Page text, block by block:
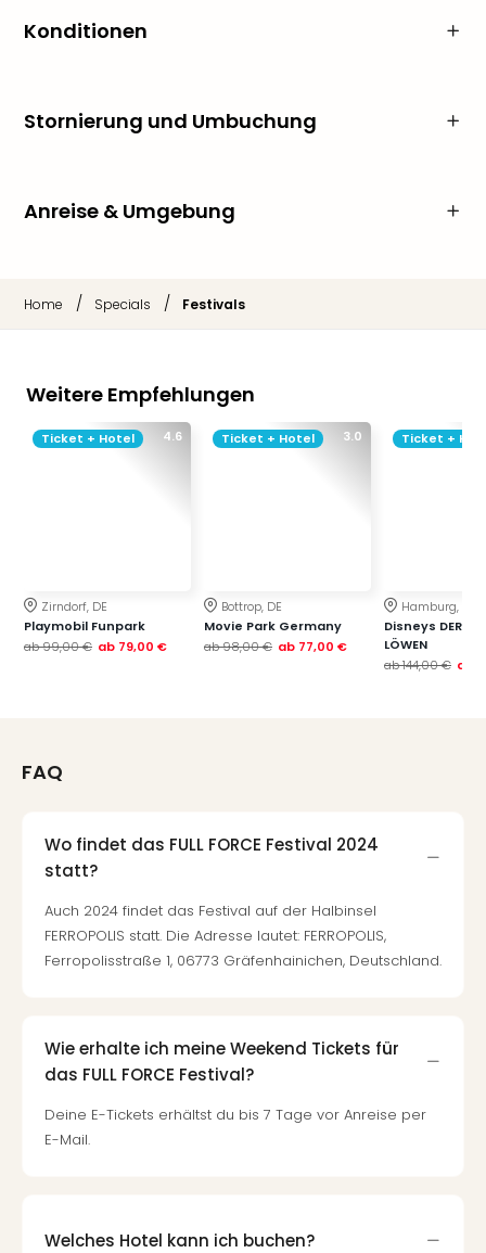
Konditionen
Stornierung und Umbuchung
Anreise & Umgebung
Home / Specials / Festivals
Weitere Empfehlungen
4.6
Ticket + Hotel
Zirndorf, DE
Playmobil Funpark
ab99,00 € ab 79,00 €
3.0
Ticket + Hotel
Bottrop, DE
Movie Park Germany
ab98,00 € ab 77,00 €
Ticket +
Hamburg, DE
Disneys DER
LÖWEN
ab144,00 € ab
FAQ
Wo findet das FULL FORCE Festival 2024
statt?
Auch 2024 findet das Festival auf der Halbinsel
FERROPOLIS statt. Die Adresse lautet: FERROPOLIS,
Ferropolisstraße 1, 06773 Gräfenhainichen, Deutschland.
Wie erhalte ich meine Weekend Tickets für
das FULL FORCE Festival?
Deine E-Tickets erhältst du bis 7 Tage vor Anreise per
E-Mail.
Welches Hotel kann ich buchen?